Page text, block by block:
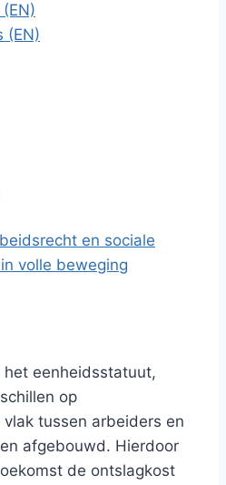
(EN)
en sociale
volle beweging
het eenheidsstatuut,
op
tussen arbeiders en
afgebouwd. Hierdoor
de ontslagkost